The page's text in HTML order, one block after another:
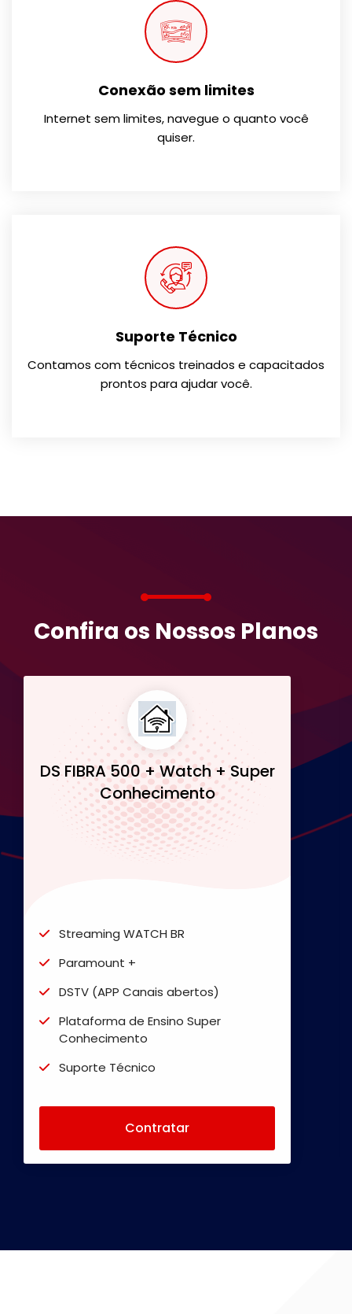
Conexão sem limites
Internet sem limites, navegue o quanto você
quiser.
Suporte Técnico
Contamos com técnicos treinados e capacitados
prontos para ajudar você.
Confira os Nossos Planos
DS FIBRA 500 + Watch + Super
Conhecimento
Streaming WATCH BR
Paramount +
DSTV (APP Canais abertos)
Plataforma de Ensino Super
Conhecimento
Suporte Técnico
Sem uso do Telefone Fixo
Internet sem franquia
Contratar